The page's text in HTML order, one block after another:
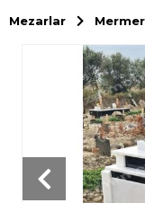
Mezarlar